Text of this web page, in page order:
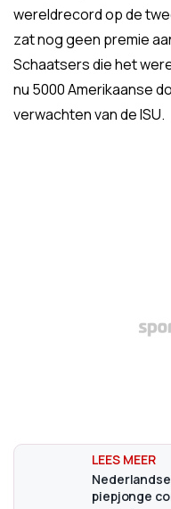
wereldrecord op de
zat nog geen premie
Schaatsers die het
nu 5000 Amerikaanse
verwachten van de ISU.
piepjonge